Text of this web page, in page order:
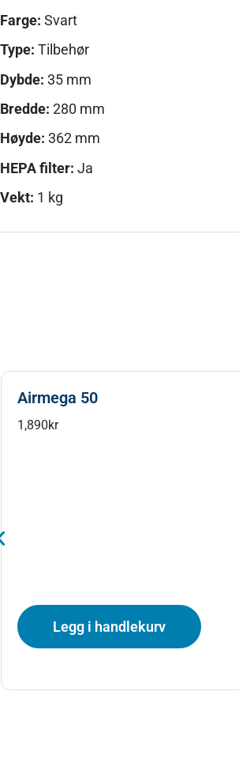
Farge: Svart
Type: Tilbehør
Dybde: 35 mm
Bredde: 280 mm
Høyde: 362 mm
HEPA filter: Ja
Vekt: 1 kg
Airmega 50
1,890kr
Legg i handlekurv